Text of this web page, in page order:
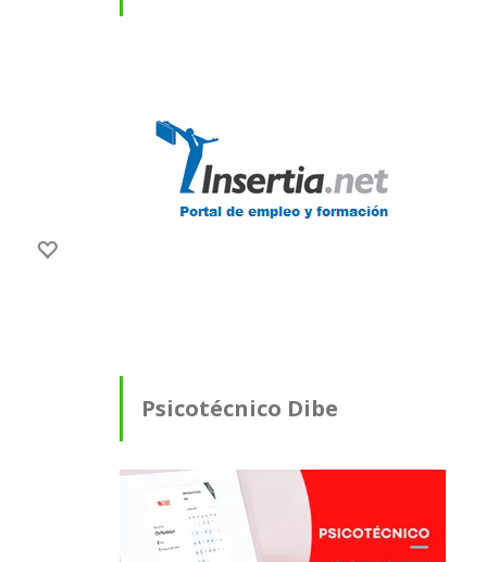
Psicotécnico Dibe